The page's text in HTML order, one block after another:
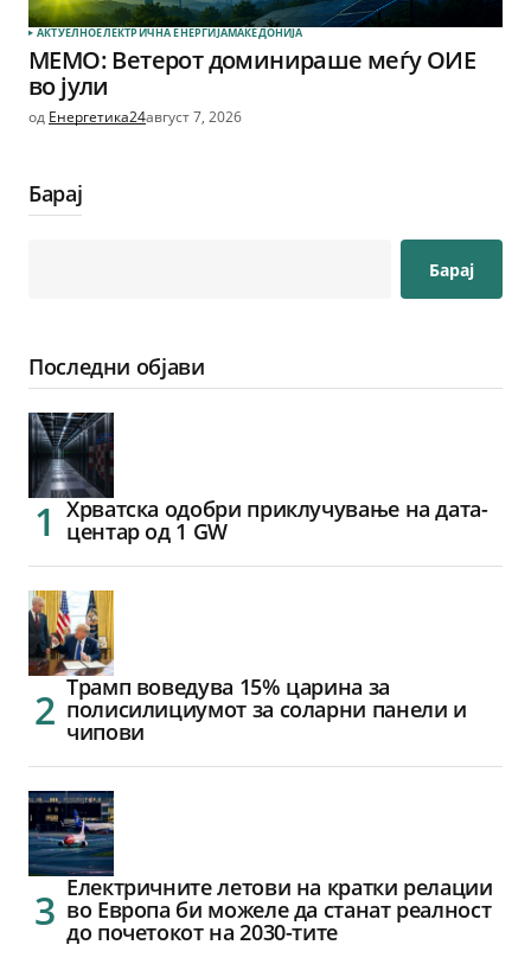
АКТУЕЛНОЕЛЕКТРИЧНА ЕНЕРГИЈАМАКЕДОНИЈА
МЕМО: Ветерот доминираше меѓу ОИЕ
во јули
од Енергетика24август 7, 2026
Барај
Барај
Последни објави
Хрватска одобри приклучување на дата-
центар од 1 GW
Трамп воведува 15% царина за
полисилициумот за соларни панели и
чипови
Електричните летови на кратки релации
во Европа би можеле да станат реалност
до почетокот на 2030-тите